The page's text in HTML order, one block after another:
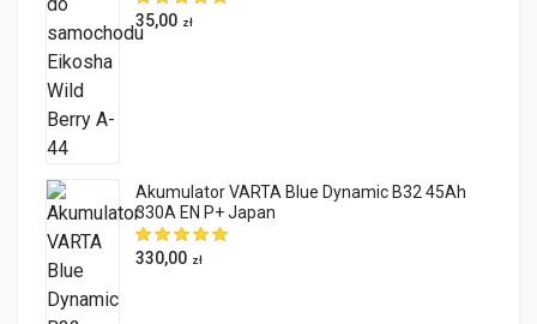
35,00 zł
Akumulator VARTA Blue Dynamic B32 45Ah
330A EN P+ Japan
330,00 zł